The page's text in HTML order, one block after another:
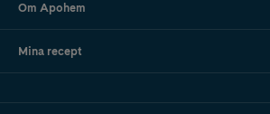
Om Apohem
Mina recept